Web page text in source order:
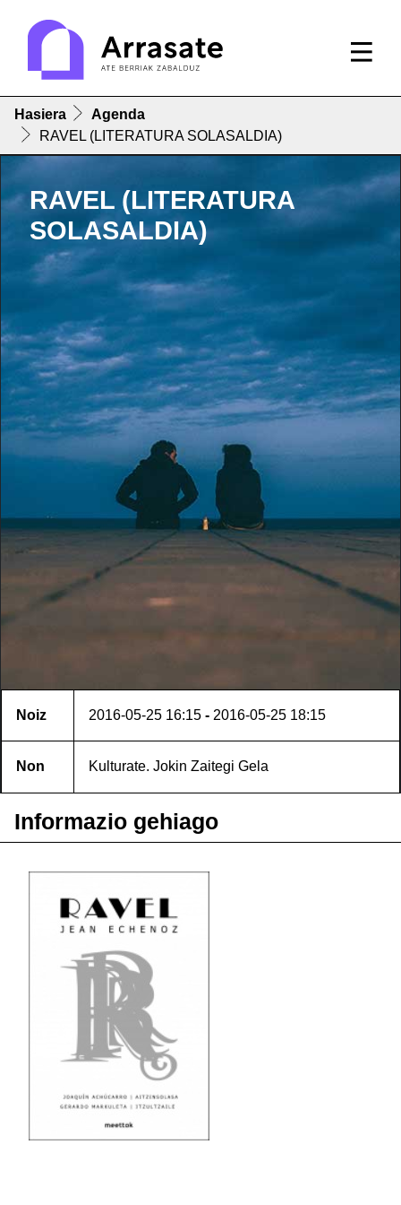
Hasiera
Agenda
RAVEL (LITERATURA SOLASALDIA)
RAVEL (LITERATURA
SOLASALDIA)
Noiz 2016-05-25 16:15 - 2016-05-25 18:15
Non Kulturate. Jokin Zaitegi Gela
Informazio gehiago